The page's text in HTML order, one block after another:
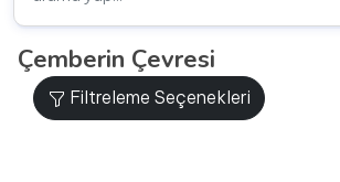
Çemberin Çevresi
Filtreleme Seçenekleri